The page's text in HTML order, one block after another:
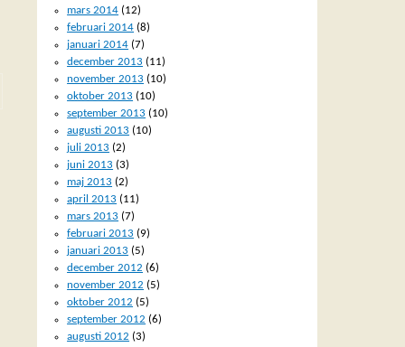
mars 2014 (12)
februari 2014 (8)
januari 2014 (7)
december 2013 (11)
november 2013 (10)
oktober 2013 (10)
september 2013 (10)
augusti 2013 (10)
juli 2013 (2)
juni 2013 (3)
maj 2013 (2)
april 2013 (11)
mars 2013 (7)
februari 2013 (9)
januari 2013 (5)
december 2012 (6)
november 2012 (5)
oktober 2012 (5)
september 2012 (6)
augusti 2012 (3)